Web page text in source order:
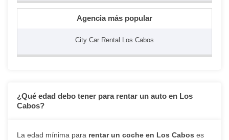
Agencia más popular
City Car Rental Los Cabos
¿Qué edad debo tener para rentar un auto en Los
Cabos?
La edad mínima para rentar un coche en Los Cabos es